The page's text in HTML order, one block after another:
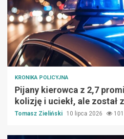
KRONIKA POLICYJNA
Pijany kierowca z 2,7
kolizję i uciekł, ale został
Tomasz Zieliński 10 lipca 2026 101